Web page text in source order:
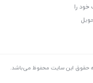
را
حقوق اين سايت محفوظ می‌باشد.